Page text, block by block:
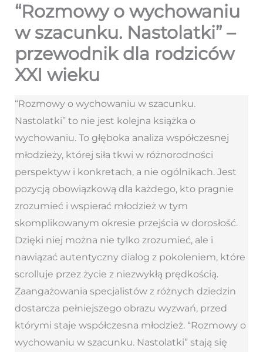
“Rozmowy o wychowaniu
w szacunku. Nastolatki” –
przewodnik dla rodziców
XXI wieku
“Rozmowy o wychowaniu w szacunku.
Nastolatki” to nie jest kolejna książka o
wychowaniu. To głęboka analiza współczesnej
młodzieży, której siła tkwi w różnorodności
perspektyw i konkretach, a nie ogólnikach. Jest
pozycją obowiązkową dla każdego, kto pragnie
zrozumieć i wspierać młodzież w tym
skomplikowanym okresie przejścia w dorosłość.
Dzięki niej można nie tylko zrozumieć, ale i
nawiązać autentyczny dialog z pokoleniem, które
scrolluje przez życie z niezwykłą prędkością.
Zaangażowania specjalistów z różnych dziedzin
dostarcza pełniejszego obrazu wyzwań, przed
którymi staje współczesna młodzież. “Rozmowy o
wychowaniu w szacunku. Nastolatki” stają się